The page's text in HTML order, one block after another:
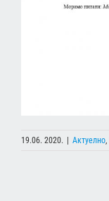
19.06. 2020. | Актуелно